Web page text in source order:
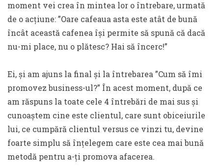
moment vei crea în mintea lor o întrebare, urmată
de o acțiune: ”Oare cafeaua asta este atât de bună
încât această cafenea își permite să spună că dacă
nu-mi place, nu o plătesc? Hai să încerc!”
Ei, și am ajuns la final și la întrebarea ”Cum să îmi
promovez business-ul?” În acest moment, după ce
am răspuns la toate cele 4 întrebări de mai sus și
cunoaștem cine este clientul, care sunt obiceiurile
lui, ce cumpără clientul versus ce vinzi tu, devine
foarte simplu să înțelegem care este cea mai bună
metodă pentru a-ți promova afacerea.